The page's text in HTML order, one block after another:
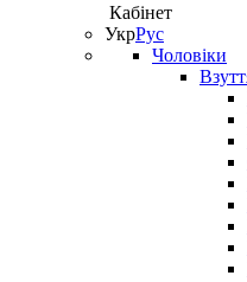
Кабінет
УкрРус
Чоловіки